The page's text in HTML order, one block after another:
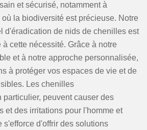
et sécurisé, notamment à
où la biodiversité est précieuse. Notre
d'éradication de nids de chenilles est
cette nécessité. Grâce à notre
et à notre approche personnalisée,
à protéger vos espaces de vie et de
Les chenilles
particulier, peuvent causer des
et des irritations pour l'homme et
s'efforce d'offrir des solutions